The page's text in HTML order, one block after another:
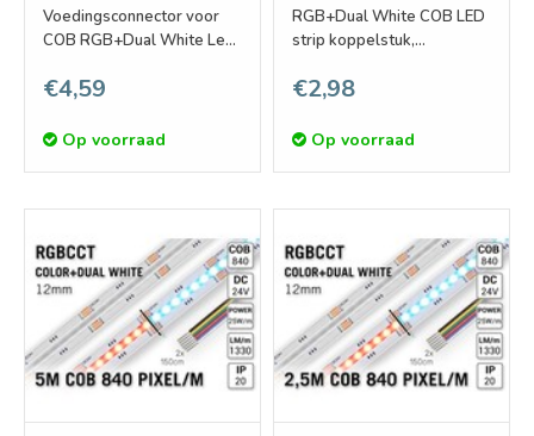
Voedingsconnector voor
COB RGB+Dual White Led
€4,59
Op voorraad
RGB+Dual White COB LED
strip koppelstuk,
ledstrips
€2,98
Op voorraad